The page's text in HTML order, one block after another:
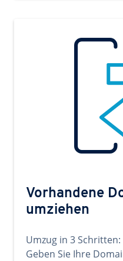
Vorhandene
umziehen
Umzug in 3
Geben Sie Ihre